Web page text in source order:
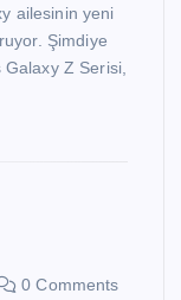
ailesinin yeni
Şimdiye
Z Serisi,
0 Comments